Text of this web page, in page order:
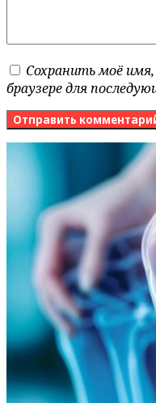
Сохранить моё
браузере для